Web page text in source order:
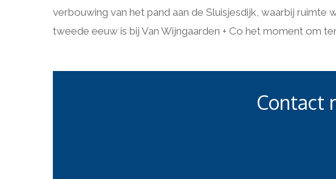
verbouwing van het pand aan de Sluisjesdijk, waarbij ruimte
tweede eeuw is bij Van Wijngaarden + Co het moment om
Contact